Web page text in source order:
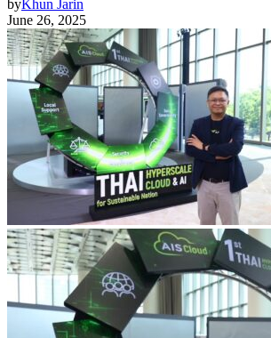
byKhun Jarin
June 26, 2025